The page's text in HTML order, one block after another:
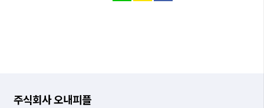
주식회사 오내피플